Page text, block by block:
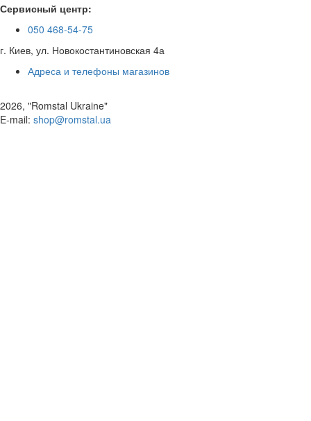
Сервисный центр:
050 468-54-75
г. Киев, ул. Новокостантиновская 4а
Адреса и телефоны магазинов
2026, "Romstal Ukraine"
​E-mail: shop@romstal.ua